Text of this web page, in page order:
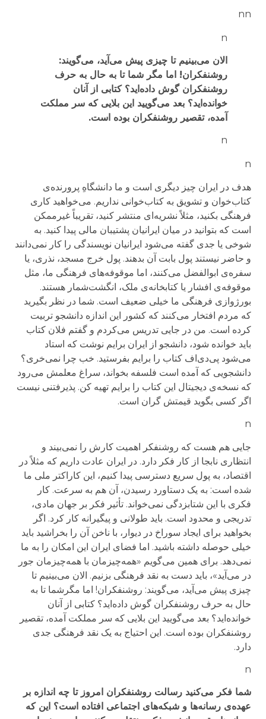
nn
n
الان می‌بینیم تا چیزی پیش می‌آید، می‌گویند:
روشنفکران! اما مگر شما تا به حال به حرف
روشنفکران گوش داده‌اید؟ کتابی از آنان
خوانده‌اید؟ بعد می‌گویید این بلایی که سر مملکت
آمده، تقصیر روشنفکران بوده است.
n
n
هدف در ایران‌ چیز دیگری ا‌ست و ما دانشگاهِ پرورنده‌ی
کتاب‌خوان و تشویق به کتاب‌خوانی نداریم. می‌خواهید کاری
فرهنگی بکنید، مثلاً نشریه‌ای منتشر کنید، تقریباً غیرممکن
است که بتوانید در میان ایرانیان پشتیبان مالی پیدا کنید. به
شوخی یا جدی گفته می‌شود ایرانیان نویسندگی را کار نمی‌دانند
و حاضر نیستند پول بابت آن بدهند. پول خرج مسجد، نذری، یا
سفره‌ی ابوالفضل می‌کنند، ‌اما موقوفه‌های فرهنگی ما، مثل
موقوفه‌ی افشار یا کتابخانه‌ی ملک، انگشت‌شمار هستند.
بورژوازی فرهنگی ما خیلی ضعیف است. شما در نظر بگیرید
که مردم افتخار می‌کنند که کشور این اندازه دانشجو تربیت
کرده است. من در جایی تدریس می‌کردم و ‌گفتم فلان کتاب‌
باید خوانده شود، دانشجو از ایران برایم ‌نوشت که استاد
می‌شود پی‌دی‌اف کتاب را برایم بفرستید. خب چرا نمی‌خری؟
دانشجویی که آمده است فلسفه بخواند، سراغ معلمش می‌رود
که نسخه‌ی دیجیتال این کتاب را برایم تهیه کن. پذیرفتنی نیست
اگر کسی بگوید قیمتش گران است.
n
جایی هم هست که روشنفکر اهمیت کارش را نمی‌بیند و
انتظاری نابجا از کار فکر دارد. در ایران عادت داریم که مثلاً در
اقتصاد، به پول سریع دسترسی پیدا کنیم، این کاراکتر ملی ما
شده است: به یک دستاورد رسیدن، آن هم به سرعت. کار
فکری با این شتابزدگی نمی‌خواند. تأثیر فکر بر جهان مادی،
تدریجی و محدود است. باید طولانی و پیگیرانه کار کرد. اگر
بخواهید برای ایجاد سوراخ در دیوار، با ناخن آن را بخراشید باید
خیلی حوصله داشته باشید. اما فضای ایران این امکان را به ما
نمی‌دهد. برای همین می‌گویم «همه‌چیزمان با همه‌چیزمان جور
در می‌آید»، باید دست به نقد فرهنگی بزنیم. الان می‌بینیم تا
چیزی پیش می‌آید، می‌گویند: روشنفکران! اما مگرشما تا به
حال به حرف روشنفکران گوش داده‌اید؟ کتابی از آنان
خوانده‌اید؟ بعد می‌گویید این بلایی که سر مملکت آمده، تقصیر
روشنفکران بوده است. این احتیاج به یک نقد فرهنگی جدی
دارد.
n
شما فکر می‌کنید رسالت روشنفکران امروز تا چه اندازه بر
عهده‌ی رسانه‌ها و شبکه‌های اجتماعی افتاده است؟ این که